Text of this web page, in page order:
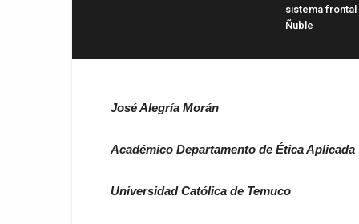
sistema frontal
Ñuble
José Alegría Morán
Académico Departamento de Ética Aplicada
Universidad Católica de Temuco